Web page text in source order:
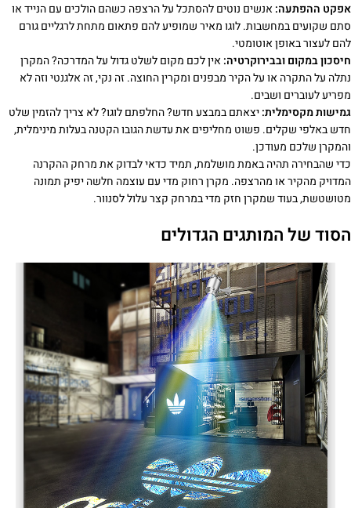
אפקט ההפתעה: אנשים נוטים להסתכל על הרצפה כשהם הולכים עם הנייד או
סתם שקועים במחשבות. לוגו מאיר שמופיע להם פתאום מתחת לרגליים גורם
להם לעצור באופן אוטומטי.
חיסכון במקום ובבירוקרטיה: אין לכם מקום לשלט גדול על המדרכה? המקרן
נתלה על התקרה או על הקיר מבפנים ומקרין החוצה. זה נקי, זה אלגנטי וזה לא
מפריע לעוברים ושבים.
גמישות מקסימלית:יצאתם במבצע חדש? החלפתם לוגו? לא צריך להזמין שלט
חדש באלפי שקלים. פשוט מחליפים את עדשת הגובו הקטנה בעלות מינימלית,
והמקרן שלכם מעודכן.
כדי שהבחירה תהיה באמת מושלמת, תמיד כדאי לבדוק את מרחק ההקרנה
המדויק מהקיר או מהרצפה. מקרן רחוק מדי עם עוצמה חלשה יפיק תמונה
מטושטשת, בעוד שמקרן חזק מדי במרחק קצר עלול לסנוור.
הסוד של המותגים הגדולים